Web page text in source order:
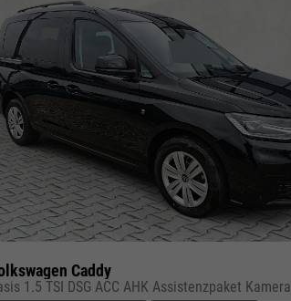
Caddy
1.5 TSI DSG ACC AHK Assistenzpaket Kamera